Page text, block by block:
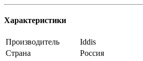
Характеристики
Производитель
Iddis
Страна
Россия